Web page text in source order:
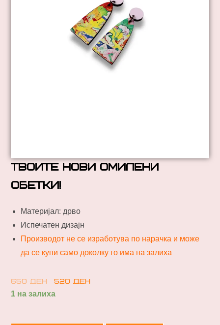
твоите нови омилени
обетки!
Материјал: дрво
Испечатен дизајн
Производот не се изработува по нарачка и може
да се купи само доколку го има на залиха
650ден 520ден
1 на залиха